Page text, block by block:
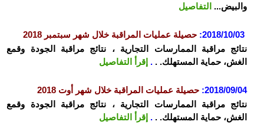
والبيض... التفاصيل
2018/10/03
: حصيلة عمليات المراقبة خلال شهر سبتمبر 2018
نتائج مراقبة الممارسات التجارية ، نتائج مراقبة الجودة وقمع
الغش، حماية المستهلك. . . إقرأ التفاصيل
2018/09/04
: حصيلة عمليات المراقبة خلال شهر أوت 2018
نتائج مراقبة الممارسات التجارية ، نتائج مراقبة الجودة وقمع
الغش، حماية المستهلك. . . إقرأ التفاصيل